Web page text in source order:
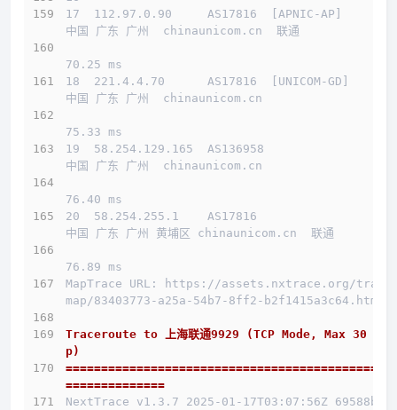
17  112.97.0.90     AS17816  [APNIC-AP]
中国 广东 广州  chinaunicom.cn  联通
70.25 ms
18  221.4.4.70      AS17816  [UNICOM-GD]
中国 广东 广州  chinaunicom.cn
75.33 ms
19  58.254.129.165  AS136958
中国 广东 广州  chinaunicom.cn
76.40 ms
20  58.254.255.1    AS17816
中国 广东 广州 黄埔区 chinaunicom.cn  联通
76.89 ms
MapTrace URL: https://assets.nxtrace.org/trace
map/83403773-a25a-54b7-8ff2-b2f1415a3c64.html
Traceroute to 上海联通9929 (TCP Mode, Max 30 Ho
p)
==============================================
==============
NextTrace v1.3.7 2025-01-17T03:07:56Z 69588b0
线路概况